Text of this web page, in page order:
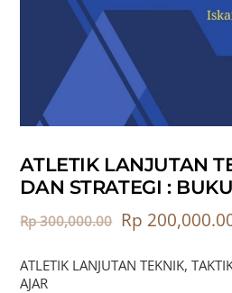
ATLETIK LANJUTAN
DAN STRATEGI :
Rp300,000.00 Rp
ATLETIK LANJUTAN TEKNIK,
AJAR